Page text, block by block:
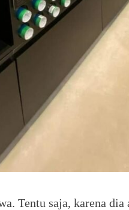
Tentu saja, karena dia